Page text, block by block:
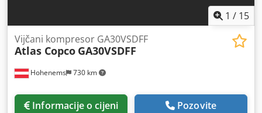
1 / 15
Hohenems 730 km
Vijčani kompresor GA30VSDFF
Atlas Copco GA30VSDFF
Informacije o cijeni Pozovite